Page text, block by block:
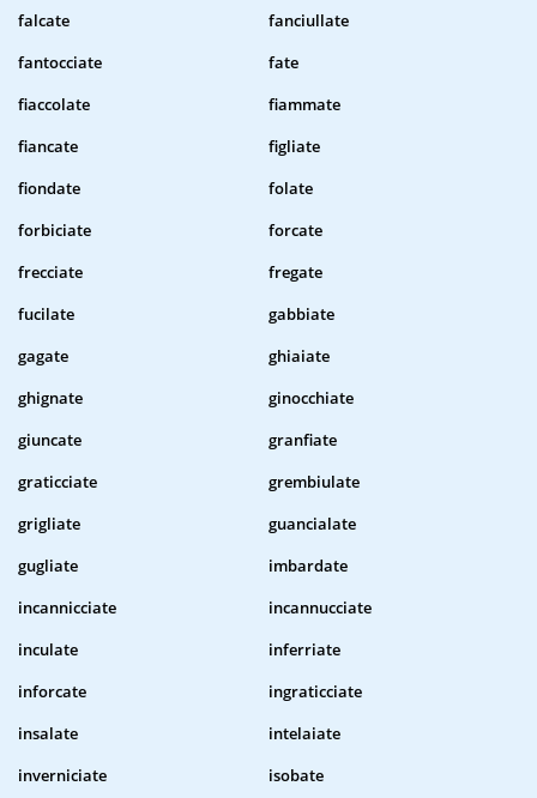
falcate
fanciullate
fantocciate
fate
fiaccolate
fiammate
fiancate
figliate
fiondate
folate
forbiciate
forcate
frecciate
fregate
fucilate
gabbiate
gagate
ghiaiate
ghignate
ginocchiate
giuncate
granfiate
graticciate
grembiulate
grigliate
guancialate
gugliate
imbardate
incannicciate
incannucciate
inculate
inferriate
inforcate
ingraticciate
insalate
intelaiate
inverniciate
isobate